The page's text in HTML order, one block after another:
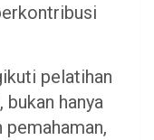
pelatihan
hanya
pemahaman,